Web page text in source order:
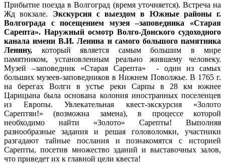
Прибытие поезда в Волгоград (время уточняется). Встреча на
Жд вокзале. Экскурсия с выездом в Южные районы г.
Волгограда с посещением музея –заповедника «Старая
Сарепта». Наружный осмотр Волго-Донского судоходного
канала имени В.И. Ленина и самого большого памятника
Ленину, который является самым большим в мире
памятником, установленным реально жившему человеку.
Музей –заповедник «Старая Сарепта» - один из самых
больших музеев-заповедников в Нижнем Поволжье. В 1765 г.
на берегах Волги в устье реки Сарпы в 28 км южнее
Царицына была основана колония иностранных поселенцев
из Европы. Увлекательная квест-экскурсия «Золото
Сарептян!» (возможна замена), в процессе которой
необходимо найти «Золото» Сарепты! Выполняя
разнообразные задания и решая головоломки, участники
разгадают тайные послания и познакомятся с историей
Сарепты, посетив множество зданий и выставочных залов,
что приведет их к главной цели квеста!